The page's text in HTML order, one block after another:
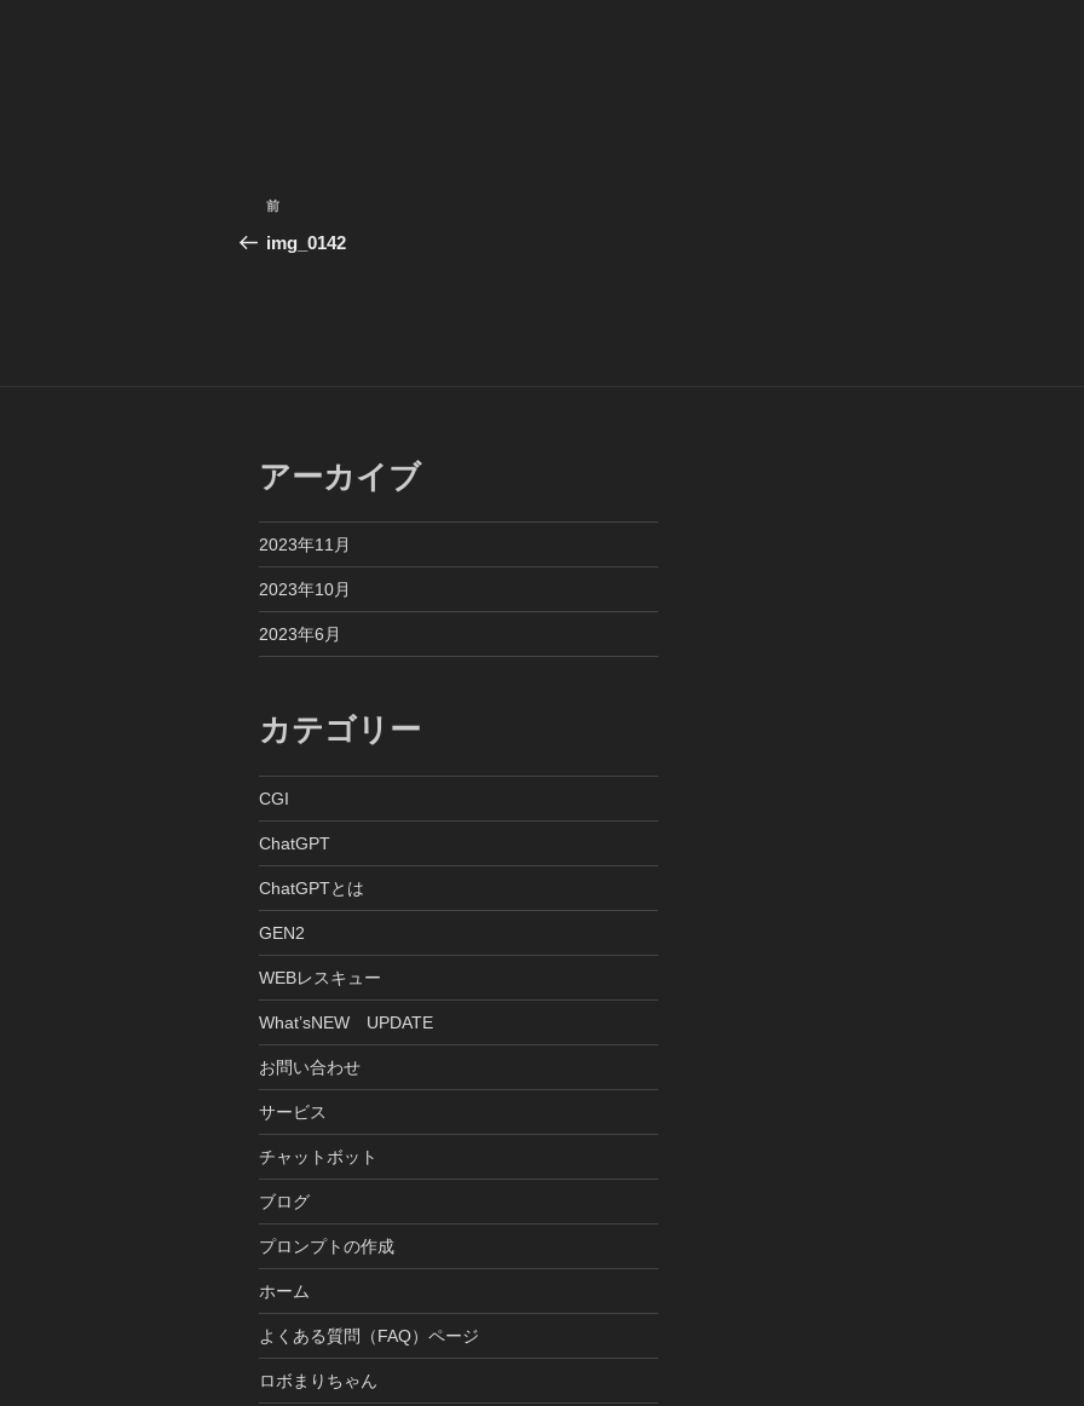
投
稿
シ
ョ
ン
前
の
前
img_0142
アーカイブ
2023年11月
2023年10月
2023年6月
カテゴリー
CGI
ChatGPT
ChatGPTとは
GEN2
WEBレスキュー
What’sNEW UPDATE
お問い合わせ
サービス
チャットボット
ブログ
プロンプトの作成
ホーム
よくある質問（FAQ）ページ
ロボまりちゃん